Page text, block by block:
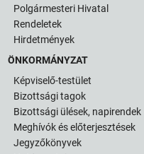
Polgármesteri Hivatal
Rendeletek
Hirdetmények
ÖNKORMÁNYZAT
Képviselő-testület
Bizottsági tagok
Bizottsági ülések, napirendek
Meghívók és előterjesztések
Jegyzőkönyvek